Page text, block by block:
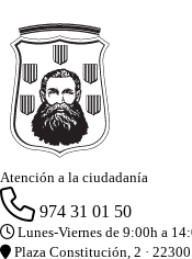
Atención a la ciudadanía
974 31 01 50
Lunes-Viernes de 9:00h a
Plaza Constitución, 2 ·